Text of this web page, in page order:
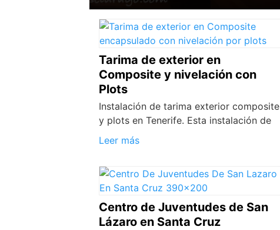
Tarima de exterior en
Composite y nivelación con
Plots
Instalación de tarima exterior composite
y plots en Tenerife. Esta instalación de
Leer más
Centro de Juventudes de San
Lázaro en Santa Cruz